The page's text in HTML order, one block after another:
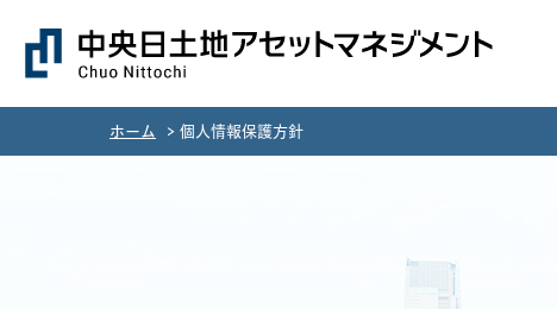
ホーム 個人情報保護方針